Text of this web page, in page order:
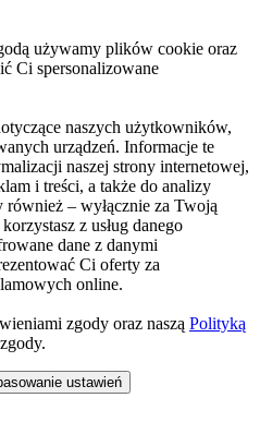
używamy plików cookie oraz
Ci spersonalizowane
naszych użytkowników,
urządzeń. Informacje te
naszej strony internetowej,
i treści, a także do analizy
– wyłącznie za Twoją
z usług danego
dane z danymi
Ci oferty za
online.
zgody oraz naszą Polityką
ustawień